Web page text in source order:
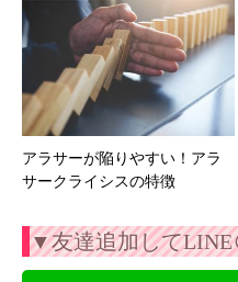
アラサーが陥りやすい！アラ
サークライシスの特徴
▼友達追加して